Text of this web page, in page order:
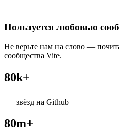
Пользуется любовью
Не верьте нам на слово —
сообщества Vite.
80k+
звёзд на Github
80m+